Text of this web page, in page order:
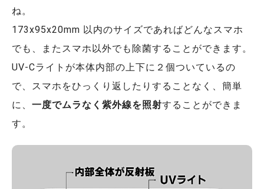
ね。
173x95x20mm 以内のサイズであればどんなスマホ
でも、またスマホ以外でも除菌することができます。
UV-Cライトが本体内部の上下に２個ついているの
で、スマホをひっくり返したりすることなく、簡単
に、 一度でムラなく紫外線を照射することができま
す。